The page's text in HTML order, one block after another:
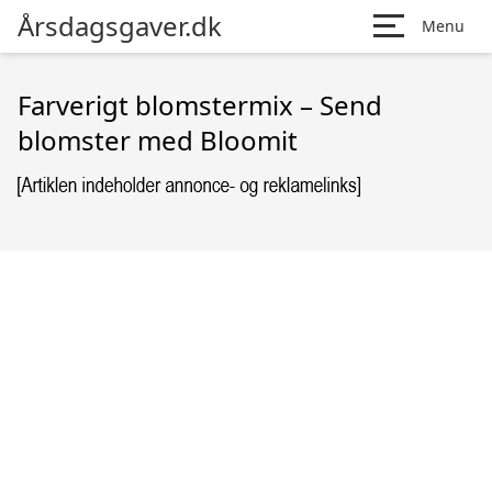
Årsdagsgaver.dk Menu
Farverigt blomstermix – Send
blomster med Bloomit